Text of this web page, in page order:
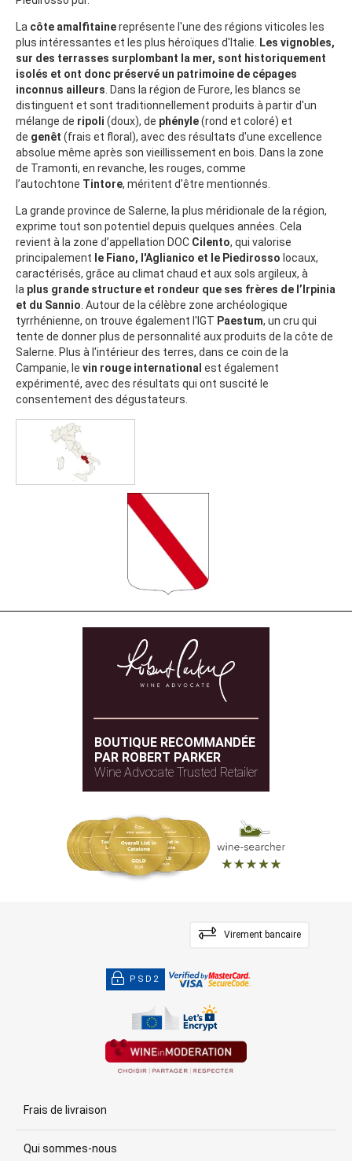
La côte amalfitainereprésente l'une des régions viticoles les
plus intéressantes et les plus héroïques d'Italie.
Les vignobles,
sur des terrasses surplombant la mer, sont historiquement
isolés et ont donc préservé un patrimoine de cépages
inconnus ailleurs . Dans la région de Furore, les blancs se
distinguent et sont traditionnellement produits à partir d'un
mélange de ripoli (doux), de phényle(rond et coloré) et
de genêt (frais et floral), avec des résultats d'une excellence
absolue même après son vieillissement en bois. Dans la zone
de Tramonti, en revanche, les rouges, comme
l’autochtone Tintore, méritent d'être mentionnés.
La grande province de Salerne, la plus méridionale de la région,
exprime tout son potentiel depuis quelques années. Cela
revient à la zone d’appellation DOC Cilento, qui valorise
principalement le Fiano, l'Aglianico et le Piedirosso locaux,
caractérisés, grâce au climat chaud et aux sols argileux, à
la plus grande structure et rondeur que ses frères de l’Irpinia
et du Sannio . Autour de la célèbre zone archéologique
tyrrhénienne, on trouve également l'IGT Paestum, un cru qui
tente de donner plus de personnalité aux produits de la côte de
Salerne. Plus à l'intérieur des terres, dans ce coin de la
Campanie, le vin rouge international est également
expérimenté, avec des résultats qui ont suscité le
consentement des dégustateurs.
BOUTIQUE RECOMMANDÉE
PAR ROBERT PARKER
Wine Advocate Trusted Retailer
Virement bancaire
PSD2
Frais de livraison
Qui sommes-nous